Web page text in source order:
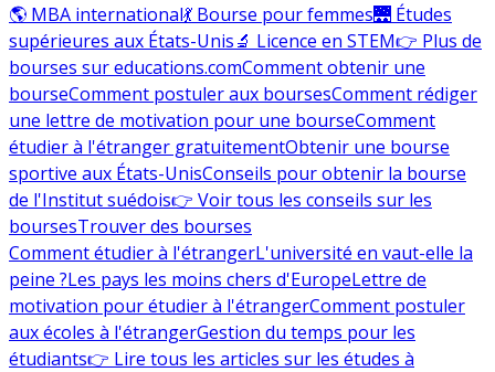
🌎 MBA international💃 Bourse pour femmes🌉 Études
supérieures aux États-Unis🔬 Licence en STEM👉 Plus de
bourses sur educations.comComment obtenir une
bourseComment postuler aux boursesComment rédiger
une lettre de motivation pour une bourseComment
étudier à l'étranger gratuitementObtenir une bourse
sportive aux États-UnisConseils pour obtenir la bourse
de l'Institut suédois👉 Voir tous les conseils sur les
boursesTrouver des bourses
Comment étudier à l'étrangerL'université en vaut-elle la
peine ?Les pays les moins chers d'EuropeLettre de
motivation pour étudier à l'étrangerComment postuler
aux écoles à l'étrangerGestion du temps pour les
étudiants👉 Lire tous les articles sur les études à